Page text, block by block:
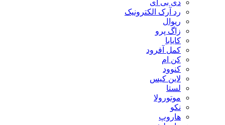
دی بی ای
رد آرک الکترونیک
ریوال
زاگ پرو
کایابا
کمل آفرود
کن ام
کنوود
لاین کیس
لستا
موتورولا
نکو
هاروپ